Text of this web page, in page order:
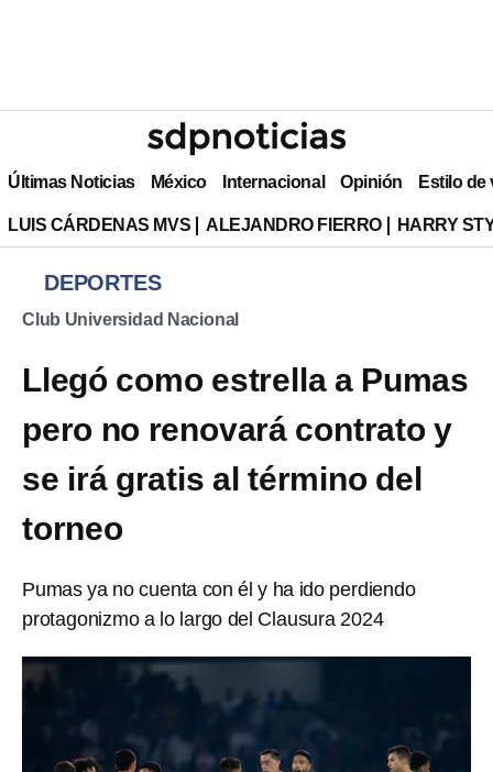
Últimas Noticias México Internacional Opinión Estilo de
LUIS CÁRDENAS MVS ALEJANDRO FIERRO HARRY
DEPORTES
Club Universidad Nacional
Llegó como estrella a Pumas
pero no renovará contrato y
se irá gratis al término del
torneo
Pumas ya no cuenta con él y ha ido perdiendo
protagonizmo a lo largo del Clausura 2024